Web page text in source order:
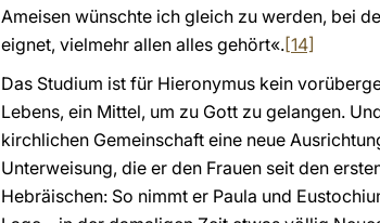
Ameisen wünschte ich gleich zu werden, bei
eignet, vielmehr allen alles gehört«.[14]
Das Studium ist für Hieronymus kein
Lebens, ein Mittel, um zu Gott zu gelangen.
kirchlichen Gemeinschaft eine neue
Unterweisung, die er den Frauen seit den
Hebräischen: So nimmt er Paula und